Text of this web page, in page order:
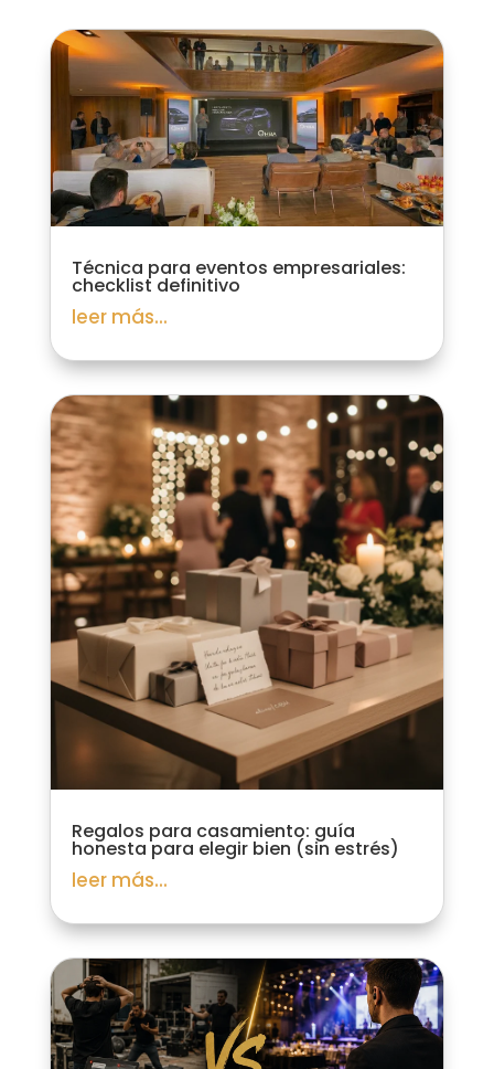
Técnica para eventos empresariales:
checklist definitivo
leer más...
Regalos para casamiento: guía
honesta para elegir bien (sin estrés)
leer más...